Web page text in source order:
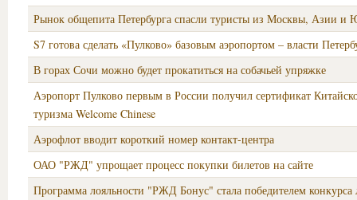
Рынок общепита Петербурга спасли туристы из Москвы, Азии
S7 готова сделать «Пулково» базовым аэропортом – власти
В горах Сочи можно будет прокатиться на собачьей упряжке
Аэропорт Пулково первым в России получил сертификат
туризма Welcome Chinese
Аэрофлот вводит короткий номер контакт-центра
ОАО "РЖД" упрощает процесс покупки билетов на сайте
Программа лояльности "РЖД Бонус" стала победителем